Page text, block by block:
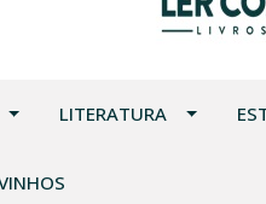
LITERATURA